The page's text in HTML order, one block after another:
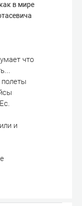
в мире
что
и